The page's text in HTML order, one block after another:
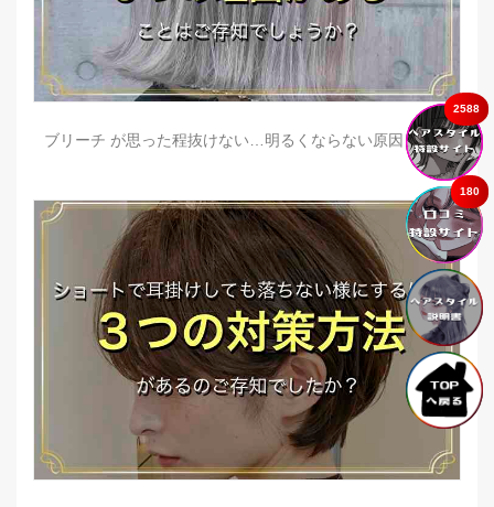
ブリーチ が思った程抜けない…明るくならない原因とは？
180
2588